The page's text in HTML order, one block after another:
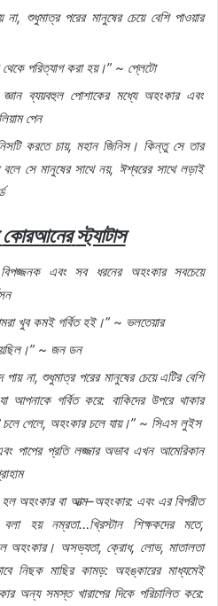
না, শুধুমাত্র পরের মানুষের চেয়ে বেশি পাওয়ার
থেকে পরিত্যাগ করা হয়।” ~ প্লেটো
জ্ঞান ব্যয়বহুল পোশাকের মধ্যে অহংকার এবং
পেন
করতে চায়, মহান জিনিস। কিন্তু সে তার
বলে সে মানুষের সাথে নয়, ঈশ্বরের সাথে লড়াই
কোরআনেরস্ট্যাটাস
বিপজ্জনক এবং সব ধরনের অহংকার সবচেয়ে
খুব কমই গর্বিত হই।” ~ ভলতেয়ার
” ~ জন ডন
পায় না, শুধুমাত্র পরের মানুষের চেয়ে এটির বেশি
যা আপনাকে গর্বিত করে: বাকিদের উপরে থাকার
চলে গেলে, অহংকার চলে যায়।” ~ সিএস লুইস
পাপের প্রতি লজ্জার অভাব এখন আমেরিকান
হল অহংকার বা আত্ম–অহংকার: এবং এর বিপরীত
বলা হয় নম্রতা…খ্রিস্টান শিক্ষকদের মতে,
অহংকার। অসভ্যতা, ক্রোধ, লোভ, মাতালতা
নিছক মাছির কামড়: অহঙ্কারের মাধ্যমেই
অন্য সমস্ত খারাপের দিকে পরিচালিত করে: